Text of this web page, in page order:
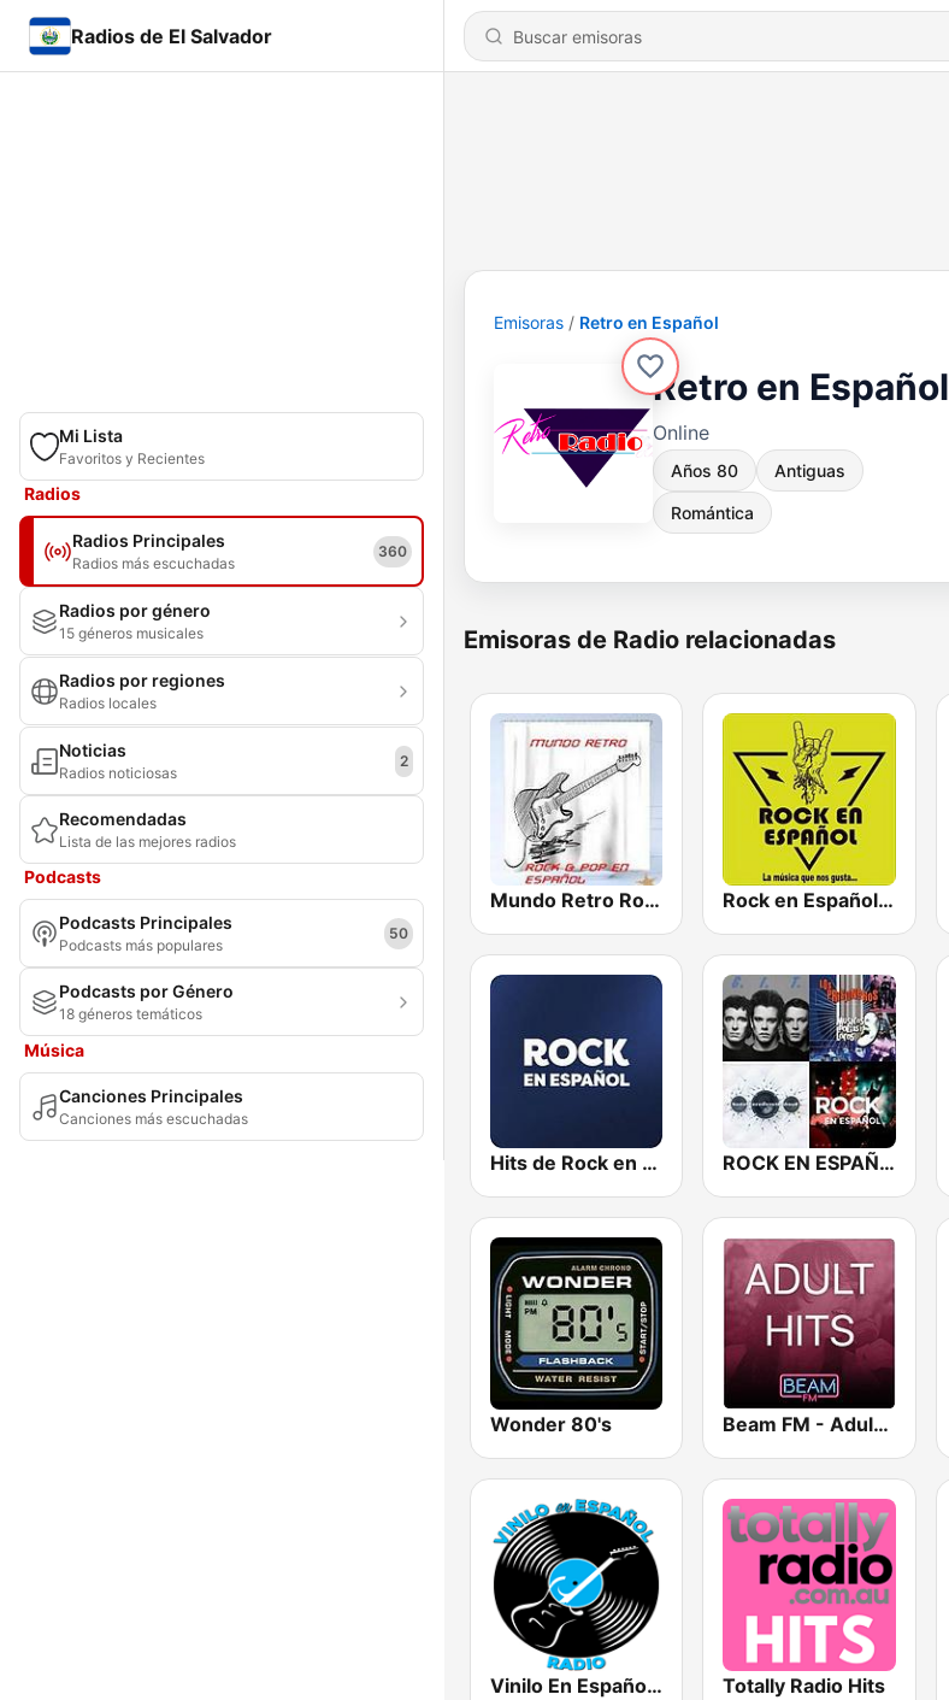
Radios de El Salvador
Mi Lista
Favoritos y Recientes
Radios
Radios Principales
Radios más escuchadas
360
Radios por género
15 géneros musicales
Radios por regiones
Radios locales
Noticias
Radios noticiosas
2
Recomendadas
Lista de las mejores radios
Podcasts
Podcasts Principales
Podcasts más populares
50
Podcasts por Género
18 géneros temáticos
Música
Canciones Principales
Canciones más escuchadas
Emisoras Retro en Español
Retro en Español
Online
Años 80 Antiguas
Romántica
Emisoras de Radio relacionadas
Mundo Retro Rock & Pop En Español Rock en Español Radio
Hits de Rock en Español ROCK EN ESPAÑOL 80s 90s Neltume Chile
Wonder 80's Beam FM - Adult Hits
Vinilo En Español Radio Totally Radio Hits